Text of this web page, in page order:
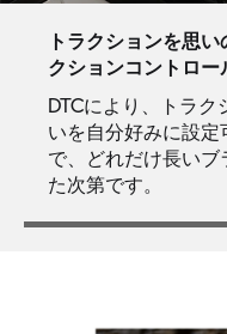
トラクションを思
クションコントロー
DTCにより、トラ
いを自分好みに設
で、どれだけ長い
た次第です。